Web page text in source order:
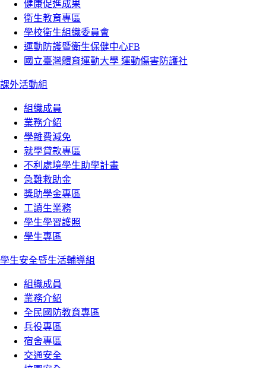
健康促進成果
衛生教育專區
學校衛生組織委員會
運動防護暨衛生保健中心FB
國立臺灣體育運動大學 運動傷害防護社
課外活動組
組織成員
業務介紹
學雜費減免
就學貸款專區
不利處境學生助學計畫
急難救助金
獎助學金專區
工讀生業務
學生學習護照
學生專區
學生安全暨生活輔導組
組織成員
業務介紹
全民國防教育專區
兵役專區
宿舍專區
交通安全